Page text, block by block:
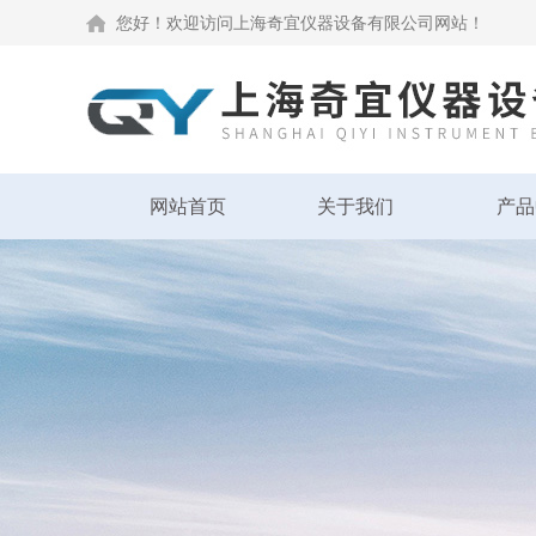
您好！欢迎访问上海奇宜仪器设备有限公司网站！
网站首页 关于我们 产